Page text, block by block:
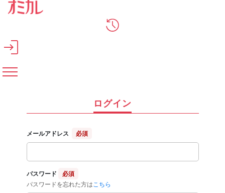
メインコンテンツへスキップ
ログイン
メールアドレス 必須
パスワード
必須
パスワードを忘れた方は こちら